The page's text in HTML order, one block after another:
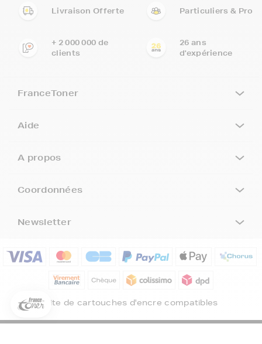
Livraison Offerte Particuliers & Pro
+ 2 000 000 de
clients
26 ans
d'expérience
FranceToner
Aide
A propos
Coordonnées
Newsletter
Site de cartouches d'encre compatibles
Inscrivez-vous à notre newsletter, suivez notre actualité et
commande * !
Votre adresse email